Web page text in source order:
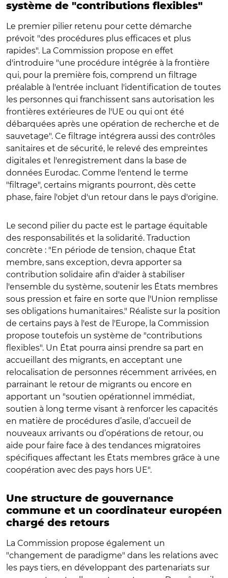
système de "contributions flexibles"
Le premier pilier retenu pour cette démarche
prévoit "des procédures plus efficaces et plus
rapides". La Commission propose en effet
d'introduire "une procédure intégrée à la frontière
qui, pour la première fois, comprend un filtrage
préalable à l'entrée incluant l'identification de toutes
les personnes qui franchissent sans autorisation les
frontières extérieures de l'UE ou qui ont été
débarquées après une opération de recherche et de
sauvetage". Ce filtrage intégrera aussi des contrôles
sanitaires et de sécurité, le relevé des empreintes
digitales et l'enregistrement dans la base de
données Eurodac. Comme l'entend le terme
"filtrage", certains migrants pourront, dès cette
phase, faire l'objet d'un retour dans le pays d'origine.
Le second pilier du pacte est le partage équitable
des responsabilités et la solidarité. Traduction
concrète : "En période de tension, chaque État
membre, sans exception, devra apporter sa
contribution solidaire afin d'aider à stabiliser
l'ensemble du système, soutenir les États membres
sous pression et faire en sorte que l'Union remplisse
ses obligations humanitaires." Réaliste sur la position
de certains pays à l'est de l'Europe, la Commission
propose toutefois un système de "contributions
flexibles". Un État pourra ainsi prendre sa part en
accueillant des migrants, en acceptant une
relocalisation de personnes récemment arrivées, en
parrainant le retour de migrants ou encore en
apportant un "soutien opérationnel immédiat,
soutien à long terme visant à renforcer les capacités
en matière de procédures d’asile, d’accueil de
nouveaux arrivants ou d’opérations de retour, ou
aide pour faire face à des tendances migratoires
spécifiques affectant les États membres grâce à une
coopération avec des pays hors UE".
Une structure de gouvernance
commune et un coordinateur européen
chargé des retours
La Commission propose également un
"changement de paradigme" dans les relations avec
les pays tiers, en développant des partenariats sur